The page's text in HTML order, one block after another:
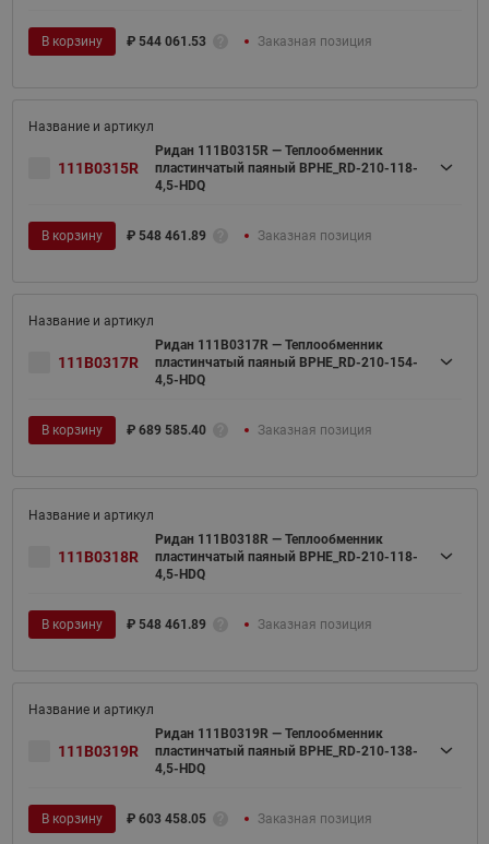
В корзину ₽ 544 061.53 Заказная позиция
111B0315R
Ридан 111B0315R — Теплообменник
пластинчатый паяный BPHE_RD-210-118-
4,5-HDQ
В корзину ₽ 548 461.89 Заказная позиция
111B0317R
Ридан 111B0317R — Теплообменник
пластинчатый паяный BPHE_RD-210-154-
4,5-HDQ
В корзину ₽ 689 585.40 Заказная позиция
111B0318R
Ридан 111B0318R — Теплообменник
пластинчатый паяный BPHE_RD-210-118-
4,5-HDQ
В корзину ₽ 548 461.89 Заказная позиция
111B0319R
Ридан 111B0319R — Теплообменник
пластинчатый паяный BPHE_RD-210-138-
4,5-HDQ
В корзину ₽ 603 458.05 Заказная позиция